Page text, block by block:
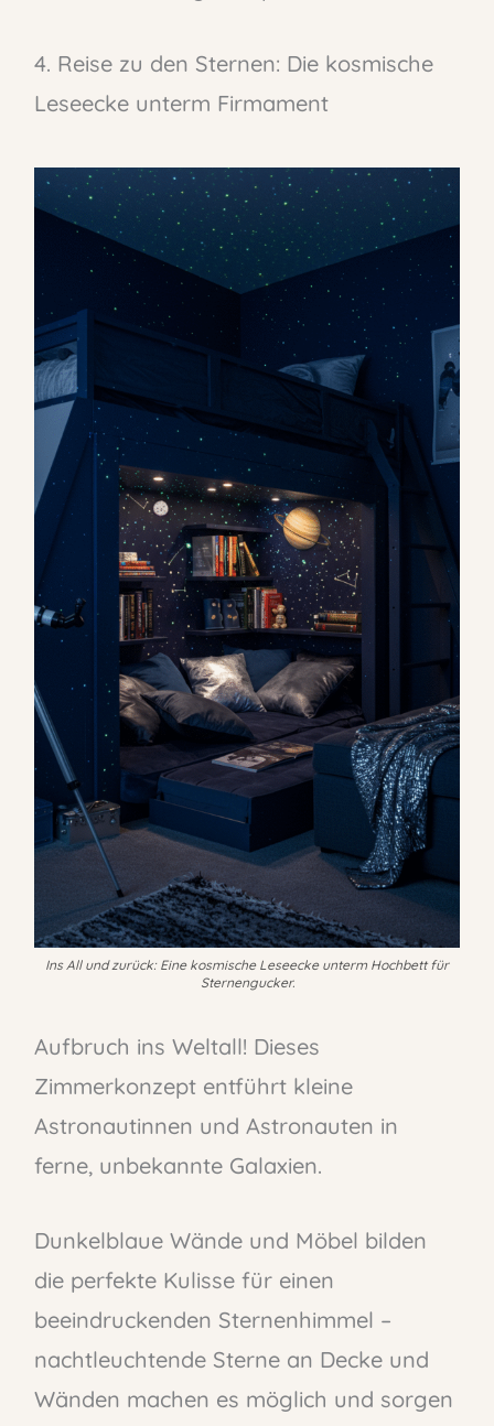
4. Reise zu den Sternen: Die kosmische
Leseecke unterm Firmament
Ins All und zurück: Eine kosmische Leseecke unterm Hochbett für
Sternengucker.
Aufbruch ins Weltall! Dieses
Zimmerkonzept entführt kleine
Astronautinnen und Astronauten in
ferne, unbekannte Galaxien.
Dunkelblaue Wände und Möbel bilden
die perfekte Kulisse für einen
beeindruckenden Sternenhimmel –
nachtleuchtende Sterne an Decke und
Wänden machen es möglich und sorgen